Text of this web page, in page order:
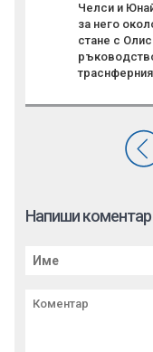
Челси и
за него
стане с
Напиши коментар